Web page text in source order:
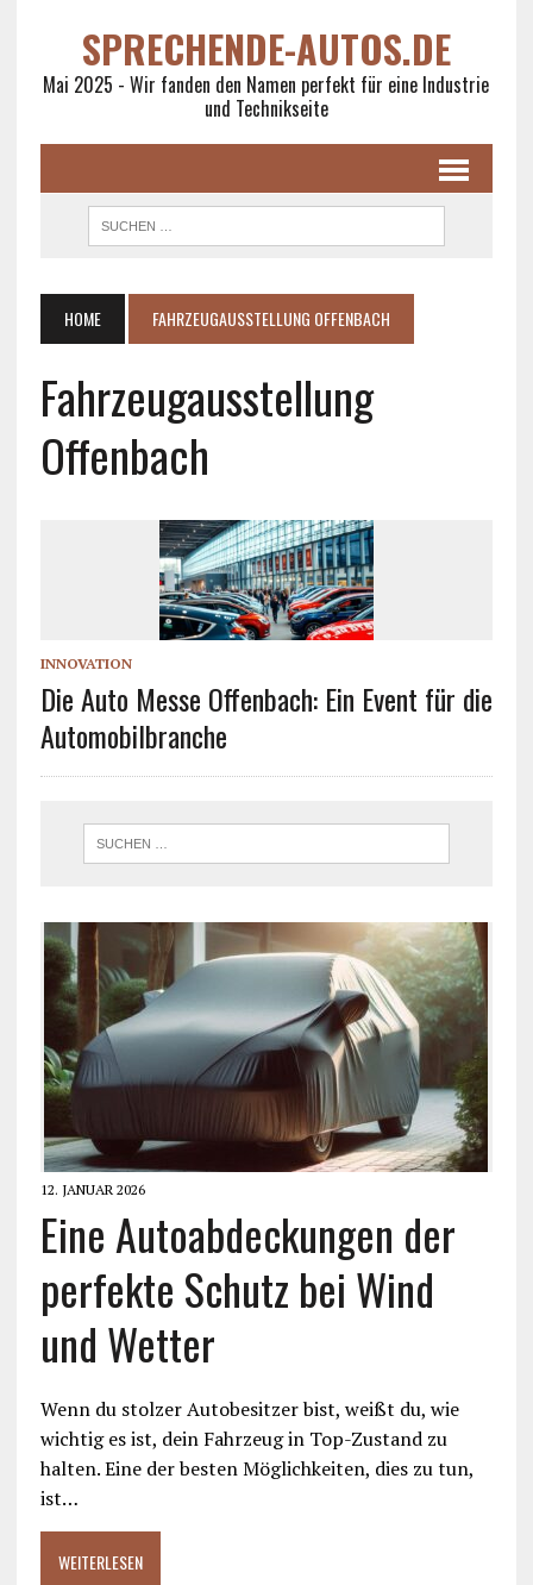
SPRECHENDE-AUTOS.DE
Mai 2025 - Wir fanden den Namen perfekt für eine Industrie
und Technikseite
HOME FAHRZEUGAUSSTELLUNG OFFENBACH
Fahrzeugausstellung
Offenbach
INNOVATION
Die Auto Messe Offenbach: Ein Event für die
Automobilbranche
12. JANUAR 2026
Eine Autoabdeckungen der
perfekte Schutz bei Wind
und Wetter
Wenn du stolzer Autobesitzer bist, weißt du, wie
wichtig es ist, dein Fahrzeug in Top-Zustand zu
halten. Eine der besten Möglichkeiten, dies zu tun,
ist…
WEITERLESEN